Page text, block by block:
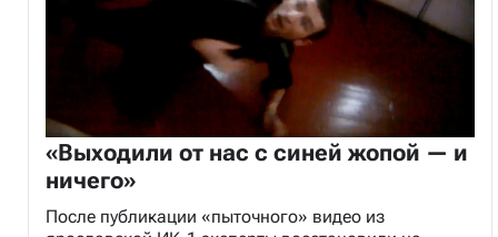
«Выходили от нас с синей жопой — и
ничего»
После публикации «пыточного» видео из